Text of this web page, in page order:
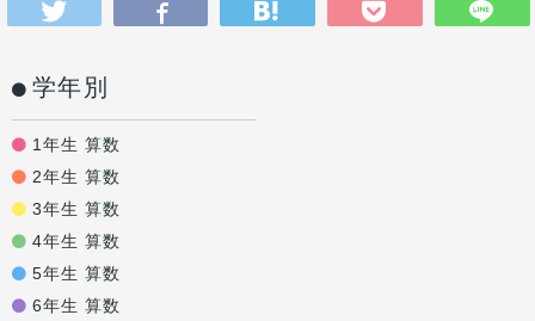
学年別
1年生 算数
2年生 算数
3年生 算数
4年生 算数
5年生 算数
6年生 算数